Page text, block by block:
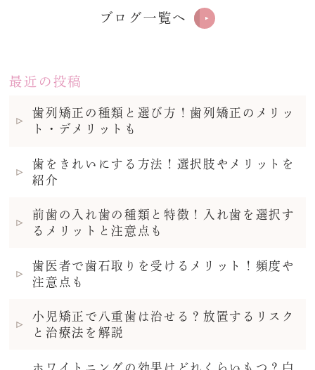
ブログ一覧へ
最近の投稿
歯列矯正の種類と選び方！歯列矯正のメリッ
ト・デメリットも
歯をきれいにする方法！選択肢やメリットを
紹介
前歯の入れ歯の種類と特徴！入れ歯を選択す
るメリットと注意点も
歯医者で歯石取りを受けるメリット！頻度や
注意点も
小児矯正で八重歯は治せる？放置するリスク
と治療法を解説
ホワイトニングの効果はどれくらいもつ？白